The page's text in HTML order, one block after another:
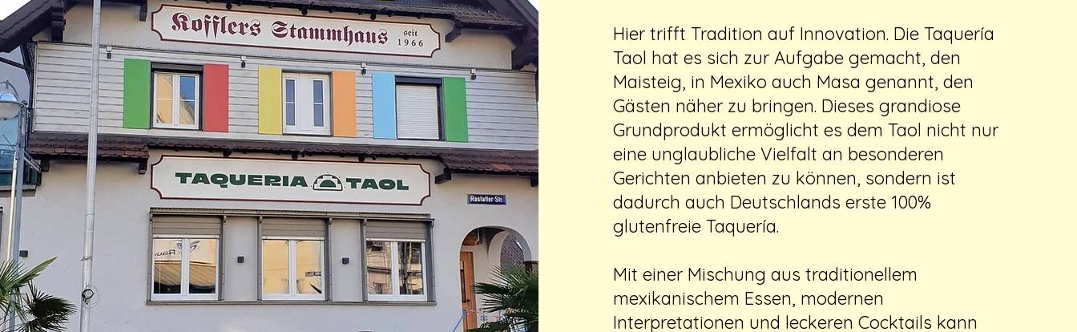
​Hier trifft Tradition auf Innovation. Die Taquería
Taol hat es sich zur Aufgabe gemacht, den
Maisteig, in Mexiko auch Masa genannt, den
Gästen näher zu bringen. Dieses grandiose
Grundprodukt ermöglicht es dem Taol nicht nur
eine unglaubliche Vielfalt an besonderen
Gerichten anbieten zu können, sondern ist
dadurch auch Deutschlands erste 100%
glutenfreie Taquería.
Mit einer Mischung aus traditionellem
mexikanischem Essen, modernen
Interpretationen und leckeren Cocktails kann